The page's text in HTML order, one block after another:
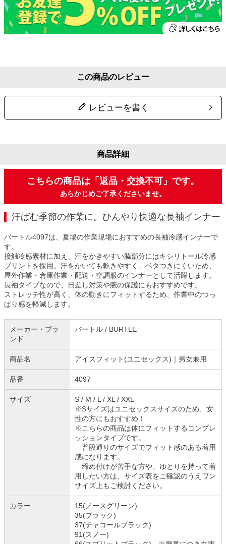
この商品のレビュー
レビューを書く
商品詳細
こちらの商品は「返品・交換不可」です。
あらかじめご了承くださいませ。
汗ばむ季節の作業に。ひんやり快適な長袖インナー
バートル4097は、夏場の作業現場におすすめの長袖冷感インナーで
す。
接触冷感素材に加え、汗をかきやすい脇部分にはキシリトール冷感
プリントを採用。汗をかいても乾きやすく、ベタつきにくいため、
屋外作業・倉庫作業・配送・空調服のインナーとして活躍します。
長袖タイプなので、日差し対策や腕の保護にもおすすめです。
ストレッチ性が高く、体の動きにフィットするため、作業中のつっ
ぱり感を軽減します。
メーカー・ブラ
ンド
バートル / BURTLE
商品名 アイスフィット(ユニセックス)｜男女兼用
品番 4097
サイズ
S / M / L / XL / XXL
※Sサイズはユニセックスサイズのため、女
性の方にもおすすめ！
※こちらの商品は体にフィットするコンプレ
ッションタイプです。
普段通りのサイズでフィット感のある着用
感になります。
締め付けが苦手な方や、ゆとりを持って着
用したい方は、サイズ表をご確認のうえワン
サイズ上もご検討ください。
カラー
15(ノースグリーン)
35(ブラック)
37(チャコールブラック)
91(スノー)